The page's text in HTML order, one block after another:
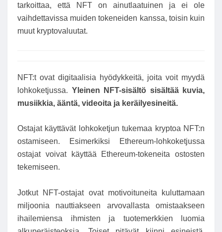
tarkoittaa, että NFT on ainutlaatuinen ja ei ole
vaihdettavissa muiden tokeneiden kanssa, toisin kuin
muut kryptovaluutat.
NFT:t ovat digitaalisia hyödykkeitä, joita voit myydä
lohkoketjussa. Yleinen NFT-sisältö sisältää kuvia,
musiikkia, ääntä, videoita ja keräilyesineitä.
Ostajat käyttävät lohkoketjun tukemaa kryptoa NFT:n
ostamiseen. Esimerkiksi Ethereum-lohkoketjussa
ostajat voivat käyttää Ethereum-tokeneita ostosten
tekemiseen.
Jotkut NFT-ostajat ovat motivoituneita kuluttamaan
miljoonia nauttiakseen arvovallasta omistaakseen
ihailemiensa ihmisten ja tuotemerkkien luomia